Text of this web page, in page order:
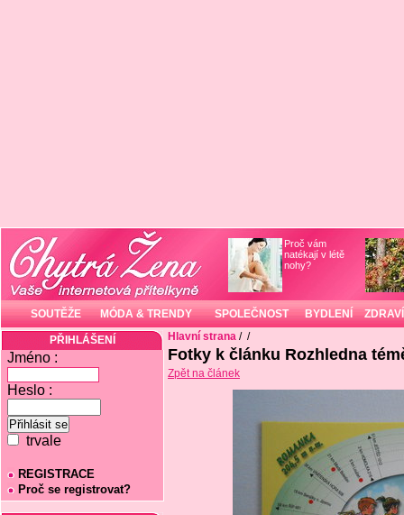
Proč vám
natékají v létě
nohy?
SOUTĚŽE MÓDA & TRENDY SPOLEČNOST BYDLENÍ ZDRAVÍ
PŘIHLÁŠENÍ
Jméno :
Heslo :
trvale
REGISTRACE
Proč se registrovat?
Hlavní strana / /
Fotky k článku Rozhledna
Zpět na článek